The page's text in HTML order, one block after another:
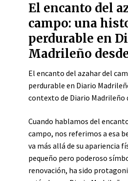
El encanto del
campo: una
perdurable en
Madrileño
El encanto del azahar del
perdurable en Diario
contexto de Diario Madrileño
Cuando hablamos del
campo, nos referimos a esa
va más allá de su apariencia
pequeño pero poderoso
renovación, ha sido